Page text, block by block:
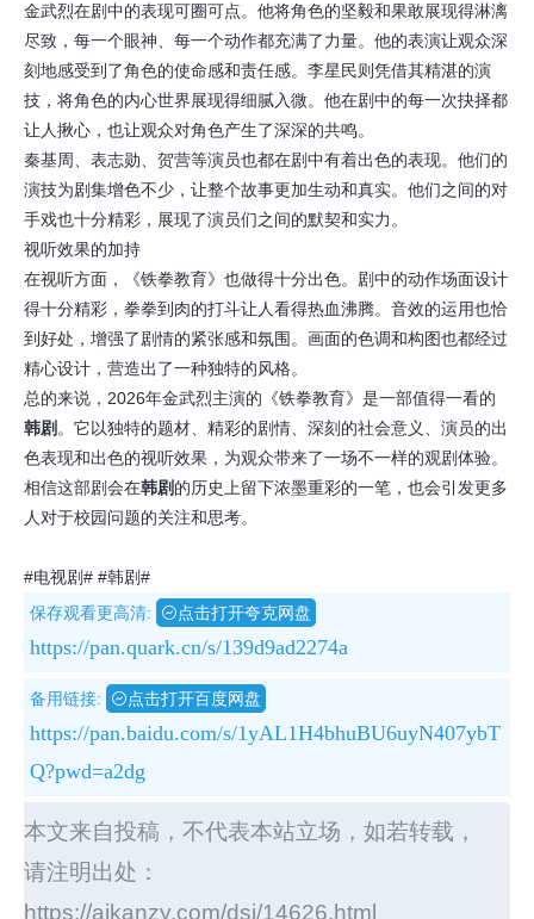
金武烈在剧中的表现可圈可点。他将角色的坚毅和果敢展现得淋漓
尽致，每一个眼神、每一个动作都充满了力量。他的表演让观众深
刻地感受到了角色的使命感和责任感。李星民则凭借其精湛的演
技，将角色的内心世界展现得细腻入微。他在剧中的每一次抉择都
让人揪心，也让观众对角色产生了深深的共鸣。
秦基周、表志勋、贺营等演员也都在剧中有着出色的表现。他们的
演技为剧集增色不少，让整个故事更加生动和真实。他们之间的对
手戏也十分精彩，展现了演员们之间的默契和实力。
视听效果的加持
在视听方面，《铁拳教育》也做得十分出色。剧中的动作场面设计
得十分精彩，拳拳到肉的打斗让人看得热血沸腾。音效的运用也恰
到好处，增强了剧情的紧张感和氛围。画面的色调和构图也都经过
精心设计，营造出了一种独特的风格。
总的来说，2026年金武烈主演的《铁拳教育》是一部值得一看的
韩剧 。它以独特的题材、精彩的剧情、深刻的社会意义、演员的出
色表现和出色的视听效果，为观众带来了一场不一样的观剧体验。
相信这部剧会在韩剧的历史上留下浓墨重彩的一笔，也会引发更多
人对于校园问题的关注和思考。
#电视剧# #韩剧#
保存观看更高清:
点击打开夸克网盘
https://pan.quark.cn/s/139d9ad2274a
备用链接: 点击打开百度网盘
https://pan.baidu.com/s/1yAL1H4bhuBU6uyN407ybT
Q?pwd=a2dg
本文来自投稿，不代表本站立场，如若转载，
请注明出处：
https://aikanzy.com/dsj/14626.html